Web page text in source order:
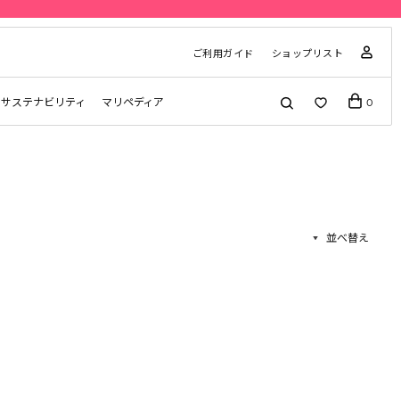
ご利用ガイド ショップリスト
サステナビリティ マリペディア 0
並べ替え